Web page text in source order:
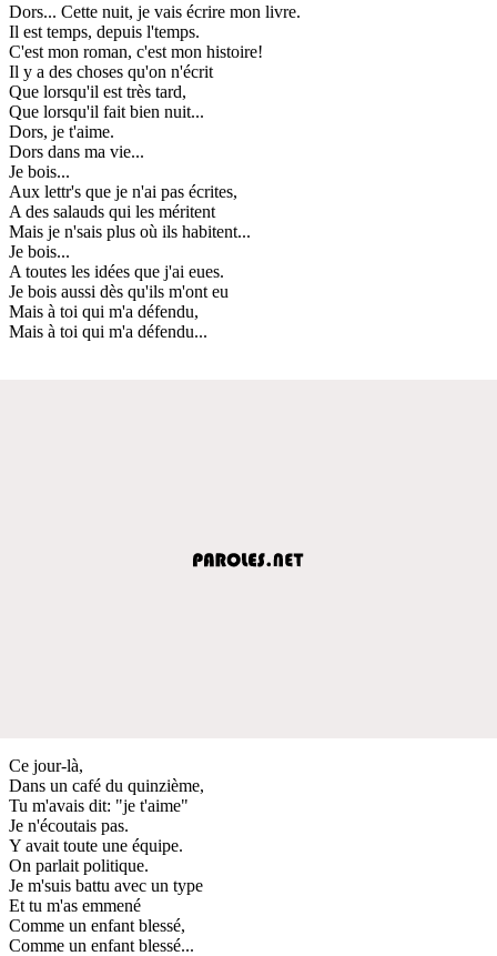
Dors... Cette nuit, je vais écrire mon livre.
Il est temps, depuis l'temps.
C'est mon roman, c'est mon histoire!
Il y a des choses qu'on n'écrit
Que lorsqu'il est très tard,
Que lorsqu'il fait bien nuit...
Dors, je t'aime.
Dors dans ma vie...
Je bois...
Aux lettr's que je n'ai pas écrites,
A des salauds qui les méritent
Mais je n'sais plus où ils habitent...
Je bois...
A toutes les idées que j'ai eues.
Je bois aussi dès qu'ils m'ont eu
Mais à toi qui m'a défendu,
Mais à toi qui m'a défendu...
Ce jour-là,
Dans un café du quinzième,
Tu m'avais dit: "je t'aime"
Je n'écoutais pas.
Y avait toute une équipe.
On parlait politique.
Je m'suis battu avec un type
Et tu m'as emmené
Comme un enfant blessé,
Comme un enfant blessé...